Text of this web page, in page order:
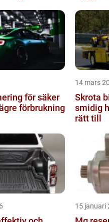
för säker
förbrukning
14 mars
Skrota
smidig
rätt till
15 januari